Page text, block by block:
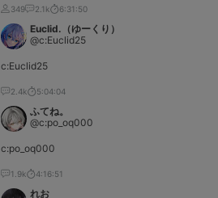
349 2.1k 6:31:50
Euclid.（ゆーくり）
@c:Euclid25
c:Euclid25
2.4k 5:04:04
ふてね。
@c:po_oq000
c:po_oq000
1.9k 4:16:51
れお